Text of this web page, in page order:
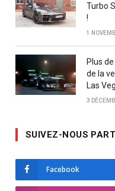
Turbo
!
1
Plus
de la
Las
3
SUIVEZ-NOUS
Facebook